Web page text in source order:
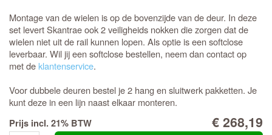
Montage van de wielen is op de bovenzijde van de deur. In deze
set levert Skantrae ook 2 veiligheids nokken die zorgen dat de
wielen niet uit de rail kunnen lopen. Als optie is een softclose
leverbaar. Wil jij een softclose bestellen, neem dan contact op
met deklantenservice.
Voor dubbele deuren bestel je 2 hang en sluitwerk pakketten. Je
kunt deze in een lijn naast elkaar monteren.
Prijs incl. 21% BTW
€ 268,19